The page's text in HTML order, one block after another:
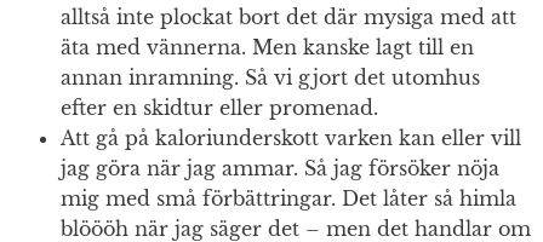
alltså inte plockat bort det där mysiga med att
äta med vännerna. Men kanske lagt till en
annan inramning. Så vi gjort det utomhus
efter en skidtur eller promenad.
Att gå på kaloriunderskott varken kan eller vill
jag göra när jag ammar. Så jag försöker nöja
mig med små förbättringar. Det låter så himla
blöööh när jag säger det – men det handlar om